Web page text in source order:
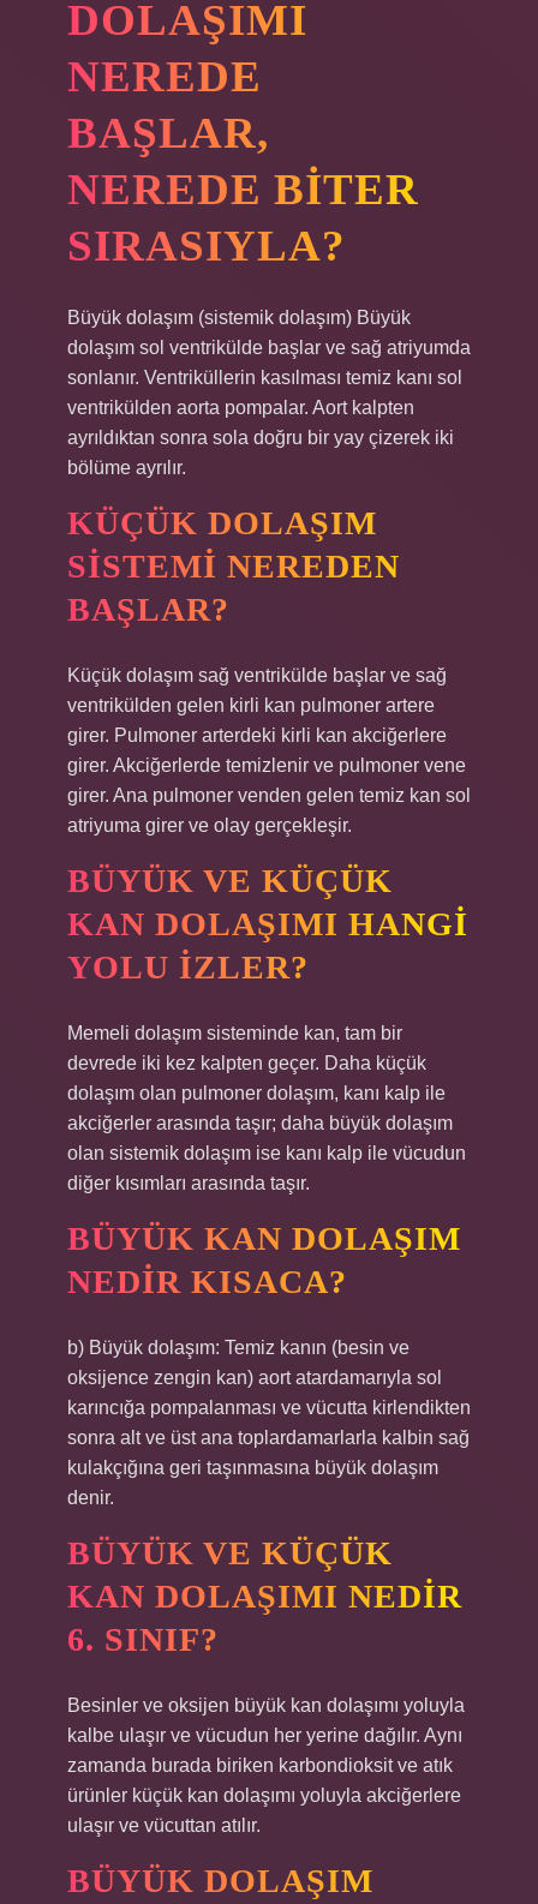
DOLAŞIMI
NEREDE
BAŞLAR,
NEREDE BITER
SIRASIYLA?
Büyük dolaşım (sistemik dolaşım) Büyük
dolaşım sol ventrikülde başlar ve sağ atriyumda
sonlanır. Ventriküllerin kasılması temiz kanı sol
ventrikülden aorta pompalar. Aort kalpten
ayrıldıktan sonra sola doğru bir yay çizerek iki
bölüme ayrılır.
KÜÇÜK DOLAŞIM
SISTEMI NEREDEN
BAŞLAR?
Küçük dolaşım sağ ventrikülde başlar ve sağ
ventrikülden gelen kirli kan pulmoner artere
girer. Pulmoner arterdeki kirli kan akciğerlere
girer. Akciğerlerde temizlenir ve pulmoner vene
girer. Ana pulmoner venden gelen temiz kan sol
atriyuma girer ve olay gerçekleşir.
BÜYÜK VE KÜÇÜK
KAN DOLAŞIMI HANGI
YOLU IZLER?
Memeli dolaşım sisteminde kan, tam bir
devrede iki kez kalpten geçer. Daha küçük
dolaşım olan pulmoner dolaşım, kanı kalp ile
akciğerler arasında taşır; daha büyük dolaşım
olan sistemik dolaşım ise kanı kalp ile vücudun
diğer kısımları arasında taşır.
BÜYÜK KAN DOLAŞIM
NEDIR KISACA?
b) Büyük dolaşım: Temiz kanın (besin ve
oksijence zengin kan) aort atardamarıyla sol
karıncığa pompalanması ve vücutta kirlendikten
sonra alt ve üst ana toplardamarlarla kalbin sağ
kulakçığına geri taşınmasına büyük dolaşım
denir.
BÜYÜK VE KÜÇÜK
KAN DOLAŞIMI NEDIR
6. SINIF?
Besinler ve oksijen büyük kan dolaşımı yoluyla
kalbe ulaşır ve vücudun her yerine dağılır. Aynı
zamanda burada biriken karbondioksit ve atık
ürünler küçük kan dolaşımı yoluyla akciğerlere
ulaşır ve vücuttan atılır.
BÜYÜK DOLAŞIM